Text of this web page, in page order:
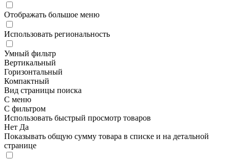
Отображать большое меню
Использовать региональность
Умный фильтр
Вертикальный
Горизонтальный
Компактный
Вид страницы поиска
С меню
С фильтром
Использовать быстрый просмотр товаров
Нет Да
Показывать общую сумму товара в списке и на детальной
странице